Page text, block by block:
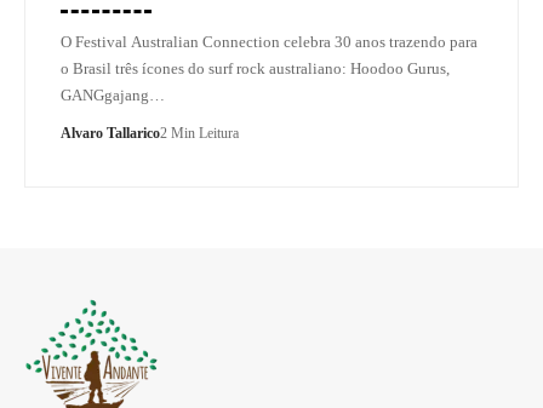
O Festival Australian Connection celebra 30 anos trazendo para
o Brasil três ícones do surf rock australiano: Hoodoo Gurus,
GANGgajang…
Alvaro Tallarico2 Min Leitura